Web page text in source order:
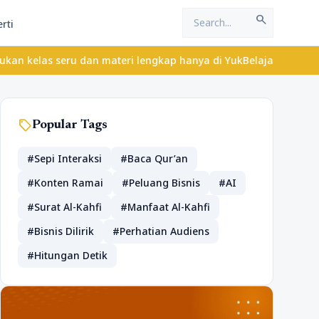
search
dan materi lengkap hanya di YukBelajar.com. Mulai
sellPopular Tags
#Sepi Interaksi
#Baca Qur’an
#Konten Ramai
#Peluang Bisnis
#AI
#Surat Al-Kahfi
#Manfaat Al-Kahfi
#Bisnis Dilirik
#Perhatian Audiens
#Hitungan Detik